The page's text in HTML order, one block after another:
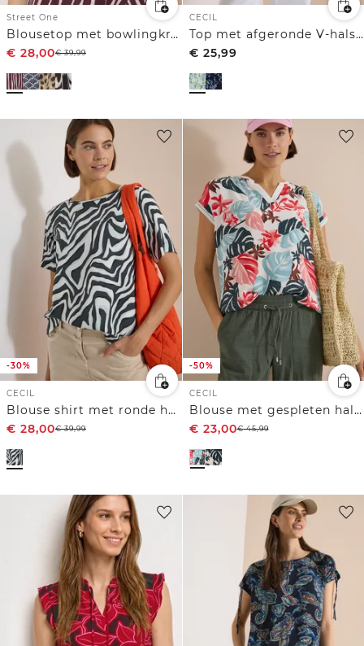
Street One
Blousetop met bowlingkraag en knoop
€ 28,00€39,99
CECIL
Top met afgeronde V-hals en print
€ 25,99
-30%
CECIL
Blouse shirt met ronde hals en print
€ 28,00€39,99
-50%
CECIL
Blouse met gespleten hals en printmix
€ 23,00€45,99